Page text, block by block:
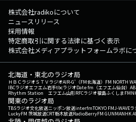
株式会社radikoについて
ニュースリリース
採用情報
特定商取引に関する法律に基づく表示
株式会社メディアプラットフォームラボに
北海道・東北のラジオ局
ＨＢＣラジオＳＴＶラジオAIR-G'（FM北海道） FM NORTH
IBCラジオエフエム岩手tbcラジオDate fm（エフエム仙台）
Rhythm Station エフエム山形RFCラジオ福島ふくしまFM
関東のラジオ局
TBSラジオ文化放送ニッポン放送interfmTOKYO FMJ-WAVEラ
LuckyFM 茨城放送CRT栃木放送RadioBerryFM GUNMANHK